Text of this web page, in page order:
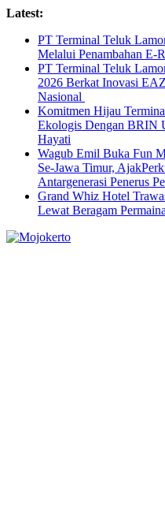
Skip
content
Latest:
PT Terminal Teluk
Melalui Penambahan E-
PT Terminal Teluk
2026 Berkat Inovasi
Nasional
Komitmen Hijau
Ekologis Dengan BRIN
Hayati
Wagub Emil Buka Fun
Se-Jawa Timur,
Antargenerasi Penerus
Grand Whiz Hotel
Lewat Beragam